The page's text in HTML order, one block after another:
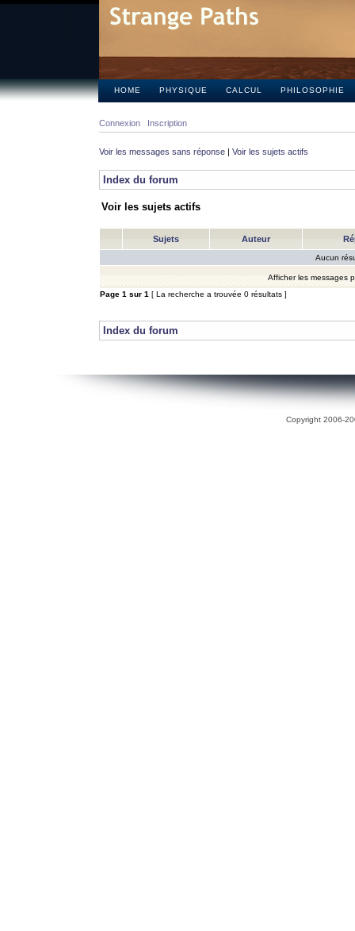
HOME PHYSIQUE CALCUL PHILOSOPHIE
Connexion Inscription
Voir les messages sans réponse | Voir les sujets actifs
Index du forum
Voir les sujets actifs
Sujets Auteur
Aucun
Afficher les messages
Page 1 sur 1 [ La recherche a trouvée 0 résultats ]
Index du forum
Copyright 2006-